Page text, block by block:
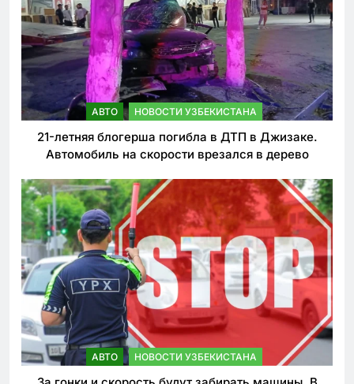
АВТО НОВОСТИ УЗБЕКИСТАНА
21-летняя блогерша погибла в ДТП в Джизаке.
Автомобиль на скорости врезался в дерево
АВТО НОВОСТИ УЗБЕКИСТАНА